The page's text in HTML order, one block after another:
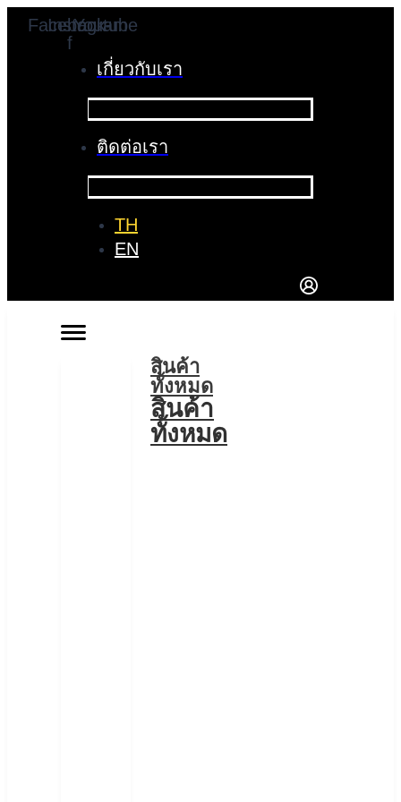
SkipFacebook-
f
Instagram
Youtube
เกี่ยวกับเรา
ติดต่อเรา
TH
EN
สินค้า
ทั้งหมด
สินค้า
ทั้งหมด